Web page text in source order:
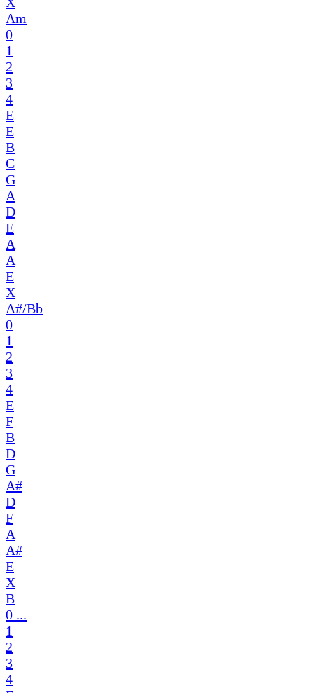
Am
0
1
2
3
4
E
E
B
C
G
A
D
E
A
A
E
X
A#/Bb
0
1
2
3
4
E
F
B
D
G
A#
D
F
A
A#
E
X
B
0 ...
1
2
3
4